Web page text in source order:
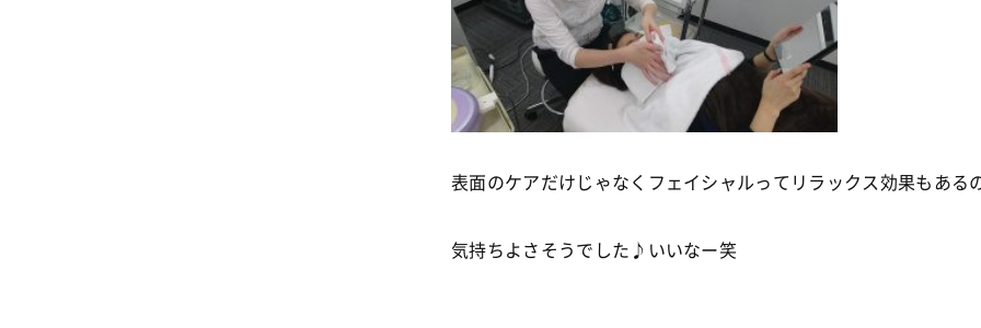
表面のケアだけじゃなくフェイシャルってリラックス効果もある
気持ちよさそうでした♪いいなー笑